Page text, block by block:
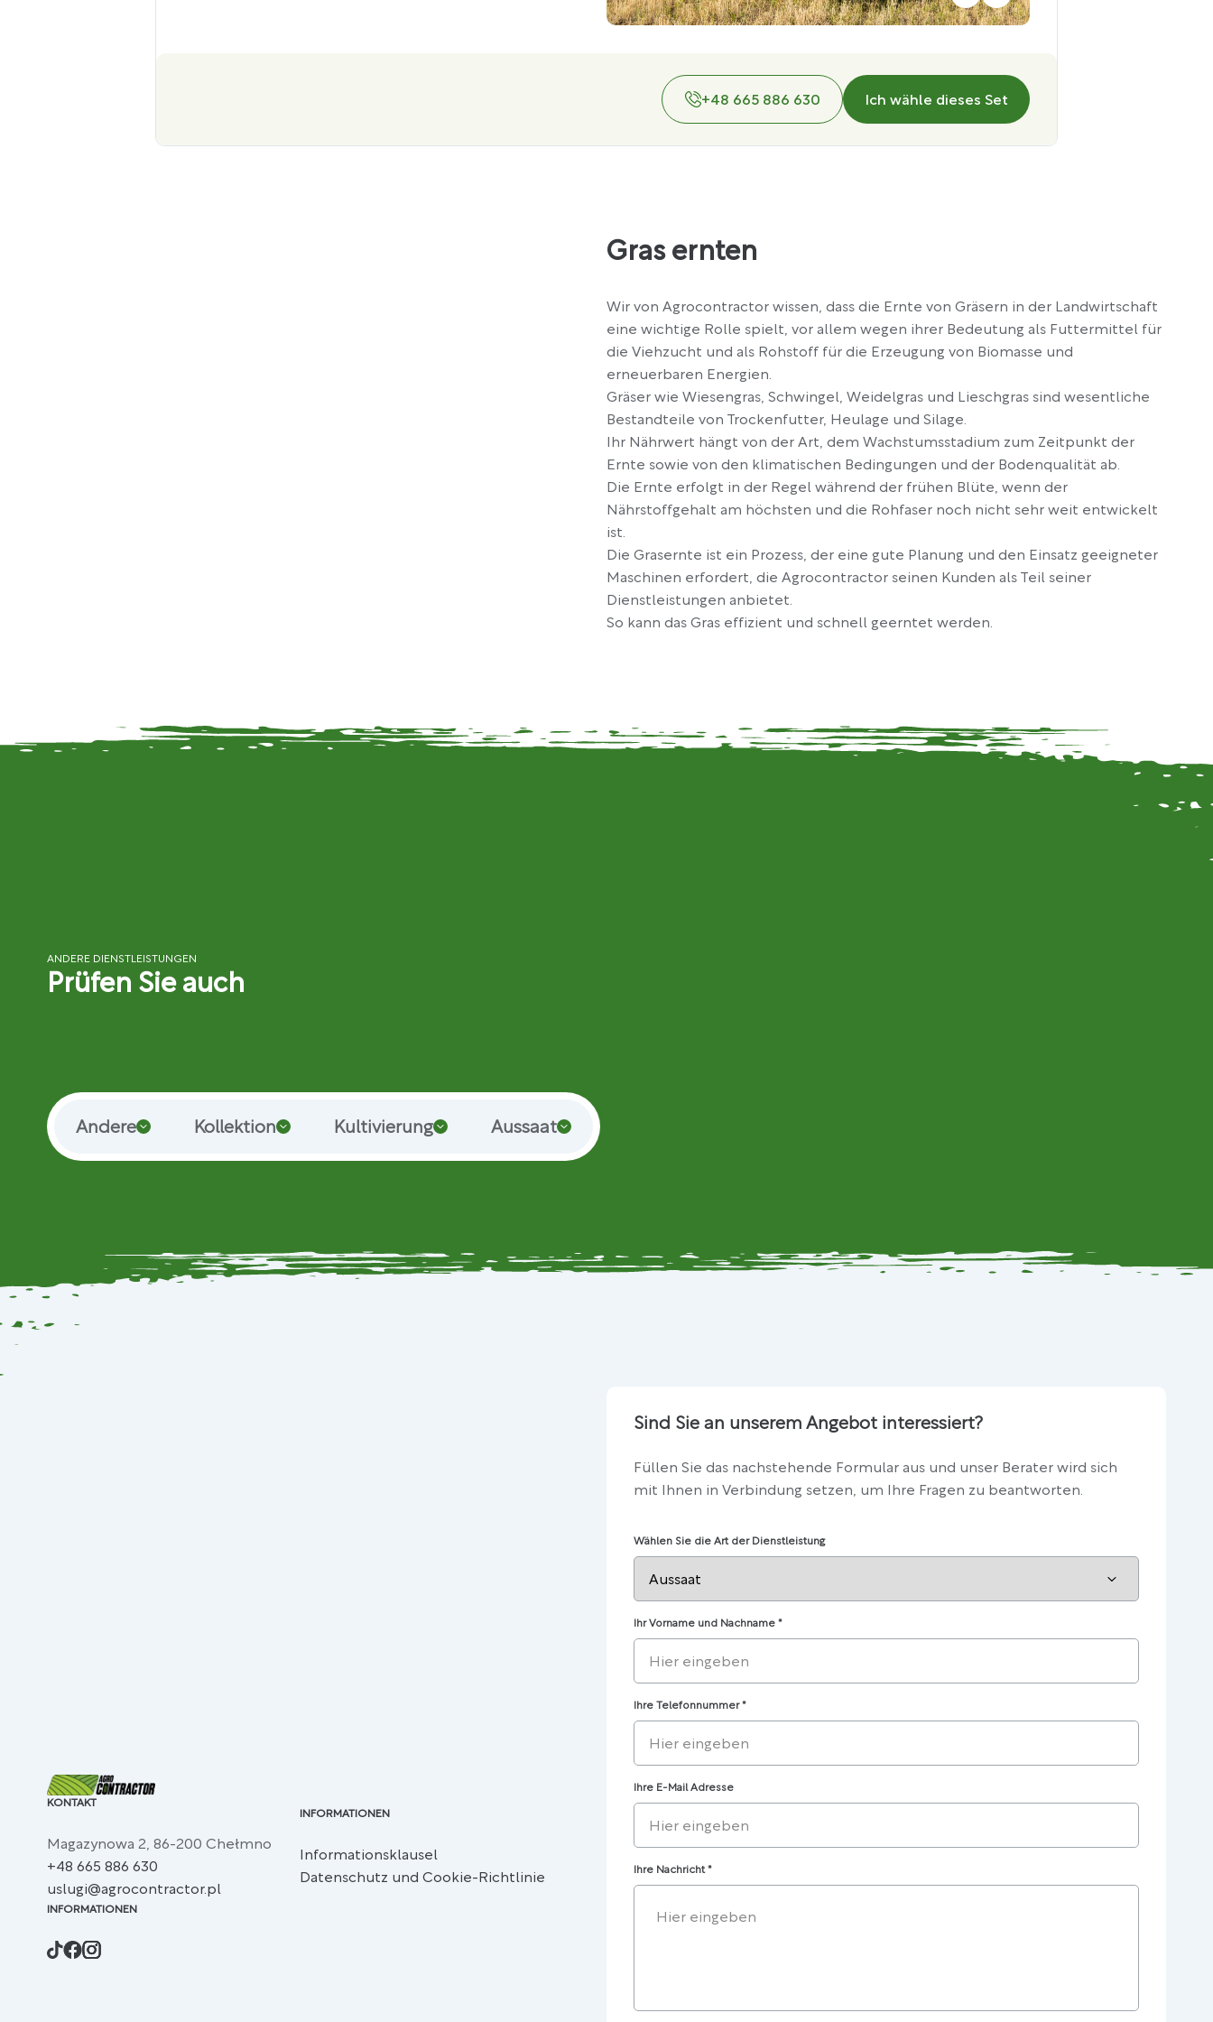
+48 665 886 630 Ich wähle dieses Set
Gras ernten
Wir von Agrocontractor wissen, dass die Ernte von Gräsern in der Landwirtschaft
eine wichtige Rolle spielt, vor allem wegen ihrer Bedeutung als Futtermittel für
die Viehzucht und als Rohstoff für die Erzeugung von Biomasse und
erneuerbaren Energien.
Gräser wie Wiesengras, Schwingel, Weidelgras und Lieschgras sind wesentliche
Bestandteile von Trockenfutter, Heulage und Silage.
Ihr Nährwert hängt von der Art, dem Wachstumsstadium zum Zeitpunkt der
Ernte sowie von den klimatischen Bedingungen und der Bodenqualität ab.
Die Ernte erfolgt in der Regel während der frühen Blüte, wenn der
Nährstoffgehalt am höchsten und die Rohfaser noch nicht sehr weit entwickelt
ist.
Die Grasernte ist ein Prozess, der eine gute Planung und den Einsatz geeigneter
Maschinen erfordert, die Agrocontractor seinen Kunden als Teil seiner
Dienstleistungen anbietet.
So kann das Gras effizient und schnell geerntet werden.
ANDERE DIENSTLEISTUNGEN
Prüfen Sie auch
Andere Kollektion Kultivierung Aussaat
KONTAKT
Magazynowa 2, 86-200 Chełmno
+48 665 886 630
uslugi@agrocontractor.pl
INFORMATIONEN
Informationsklausel
Datenschutz und Cookie-Richtlinie
INFORMATIONEN
Sind Sie an unserem Angebot interessiert?
Füllen Sie das nachstehende Formular aus und unser Berater wird sich
mit Ihnen in Verbindung setzen, um Ihre Fragen zu beantworten.
Wählen Sie die Art der Dienstleistung
Ihr Vorname und Nachname *
Ihre Telefonnummer*
Ihre E-Mail Adresse
Ihre Nachricht*